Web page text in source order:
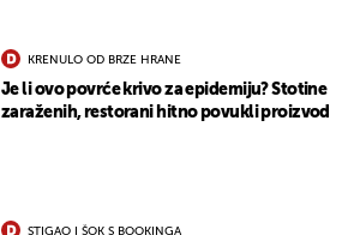
KRENULO OD BRZE HRANE
Je li ovo povrće krivo za epidemiju? Stotine
zaraženih, restorani hitno povukli proizvod
STIGAO I ŠOK S BOOKINGA